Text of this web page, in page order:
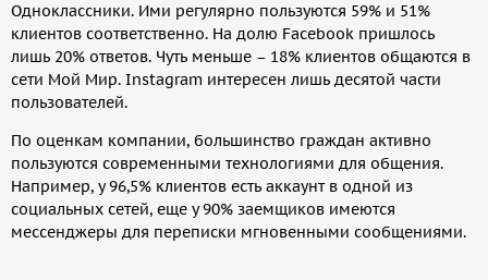
Одноклассники. Ими регулярно пользуются 59% и 51%
клиентов соответственно. На долю Facebook пришлось
лишь 20% ответов. Чуть меньше – 18% клиентов общаются в
сети Мой Мир. Instagram интересен лишь десятой части
пользователей.
По оценкам компании, большинство граждан активно
пользуются современными технологиями для общения.
Например, у 96,5% клиентов есть аккаунт в одной из
социальных сетей, еще у 90% заемщиков имеются
мессенджеры для переписки мгновенными сообщениями.